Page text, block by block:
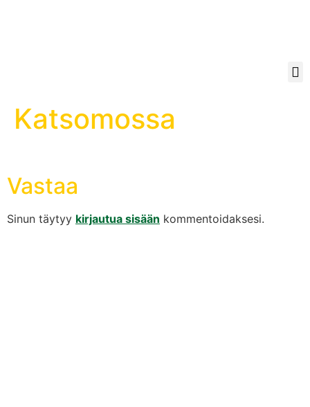
Katsomossa
Vastaa
Sinun täytyy kirjautua sisään kommentoidaksesi.